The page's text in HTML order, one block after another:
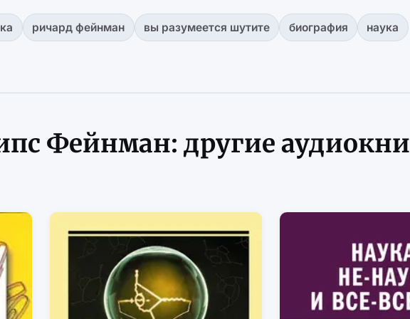
ричард фейнман вы разумеется шутите биография наука
Фейнман: другие